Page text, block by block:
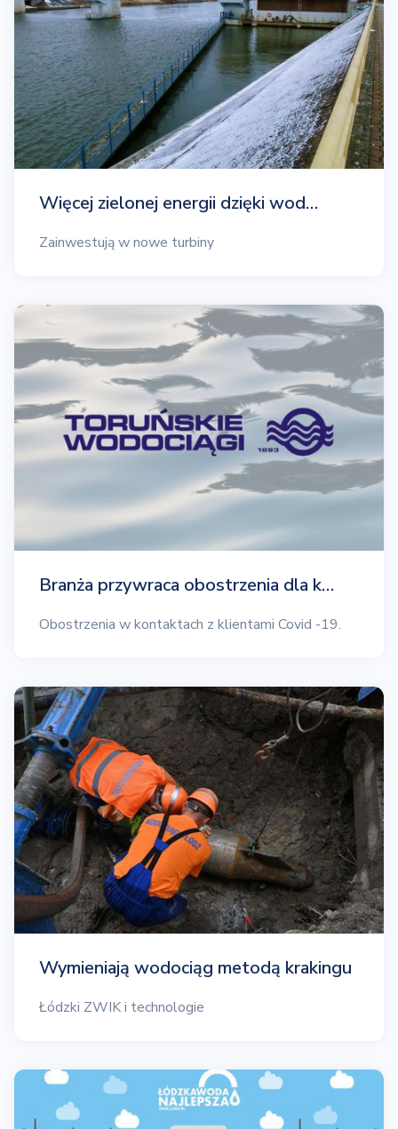
Więcej zielonej energii dzięki wod…
Zainwestują w nowe turbiny
Branża przywraca obostrzenia dla k…
Obostrzenia w kontaktach z klientami Covid -19.
Wymieniają wodociąg metodą krakingu
Łódzki ZWIK i technologie